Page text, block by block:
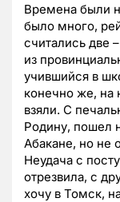
Времена были
было много,
считались две
из
учившийся в
конечно же, на
взяли. С
Родину, пошел
Абакане, но не
Неудача с
отрезвила, с
хочу в Томск,